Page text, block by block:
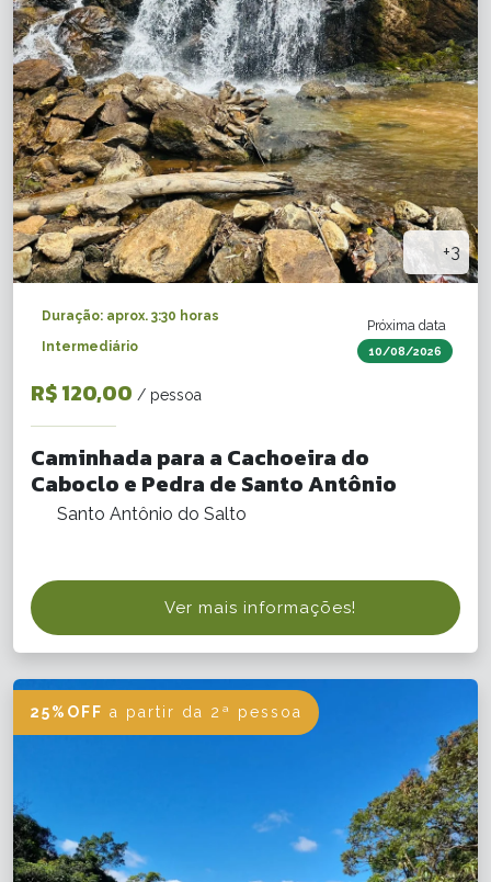
+3
Próxima data
10/08/2026
Duração: aprox. 3:30 horas
Intermediário
R$ 120,00 / pessoa
Caminhada para a Cachoeira do
Caboclo e Pedra de Santo Antônio
Santo Antônio do Salto
Ver mais informações!
25%OFF a partir da 2ª pessoa